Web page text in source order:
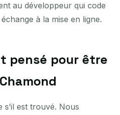
au développeur qui code
à la mise en ligne.
pensé pour être
s’il est trouvé. Nous